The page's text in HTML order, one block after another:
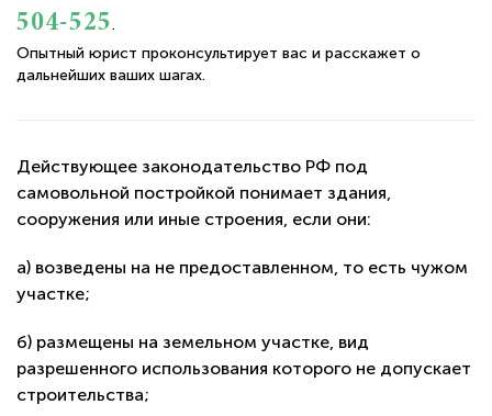
504-525.
Опытный юрист проконсультирует вас и расскажет о
дальнейших ваших шагах.
Действующее законодательство РФ под
самовольной постройкой понимает здания,
сооружения или иные строения, если они:
а) возведены на не предоставленном, то есть чужом
участке;
б) размещены на земельном участке, вид
разрешенного использования которого не допускает
строительства;